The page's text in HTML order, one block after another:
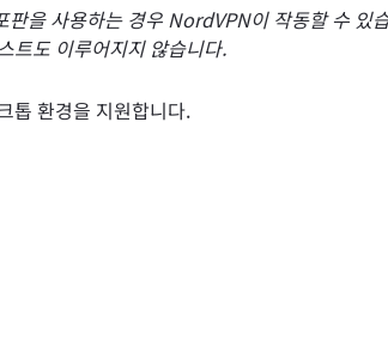
판을 사용하는 경우 NordVPN이 작동할 수 있
트도 이루어지지 않습니다.
톱 환경을 지원합니다.